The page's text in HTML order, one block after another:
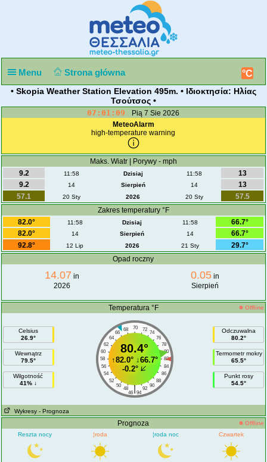
Menu Strona główna °C
• Skopia Weather Station Elevation 495m. • Ιδιοκτησία: Ηλίας
Τσούτσος •
07:01:09
Pią 7 Sie 2026
MeteoAlarm
high-temperature warning
Maks. Wiatr | Porywy - mph
9.2
11:58 Dzisiaj 11:58
13
9.2
14 Sierpień 14
13
57.1
20 Sty 2026 20 Sty
57.5
Zakres temperatury °F
82.0°
11:58 Dzisiaj 11:58
66.7°
82.0°
14 Sierpień 14
66.7°
92.8°
12 Lip 2026 21 Sty
29.7°
Opad roczny
14.07 in
2026
0.05in
Sierpień
Temperatura °F Offline
Celsius
26.9°
Wewnątrz
79.5°
Wilgotność
41% ↓
70
68 72
66
74
64
76
62
78
60
80
58
82
56
84
54
86
52
88
50
90
48 92
|
46 94
80.4°
↑82.0°↓66.7°
-0.2°
Odczuwalna
80.2°
Termometr mokry
65.5°
Punkt rosy
54.5°
Wykresy - Prognoza
Prognoza
Offline
Reszta nocy
¦roda ¦roda noc Czwartek